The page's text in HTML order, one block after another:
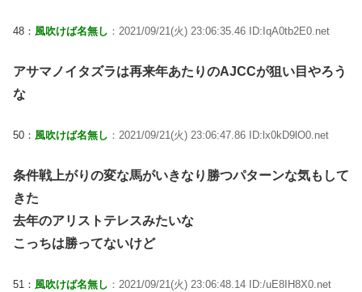
48： 風吹けば名無し ：2021/09/21(火) 23:06:35.46 ID:IqA0tb2E0.net
アサマノイタズラは再来年あたりのAJCCが狙い目やろう
な
50： 風吹けば名無し ：2021/09/21(火) 23:06:47.86 ID:lx0kD9lO0.net
条件戦上がりの変な馬がいきなり勝つパターンな気もして
きた
去年のアリストテレスみたいな
こっちは勝ってないけど
51： 風吹けば名無し ：2021/09/21(火) 23:06:48.14 ID:/uE8IH8X0.net